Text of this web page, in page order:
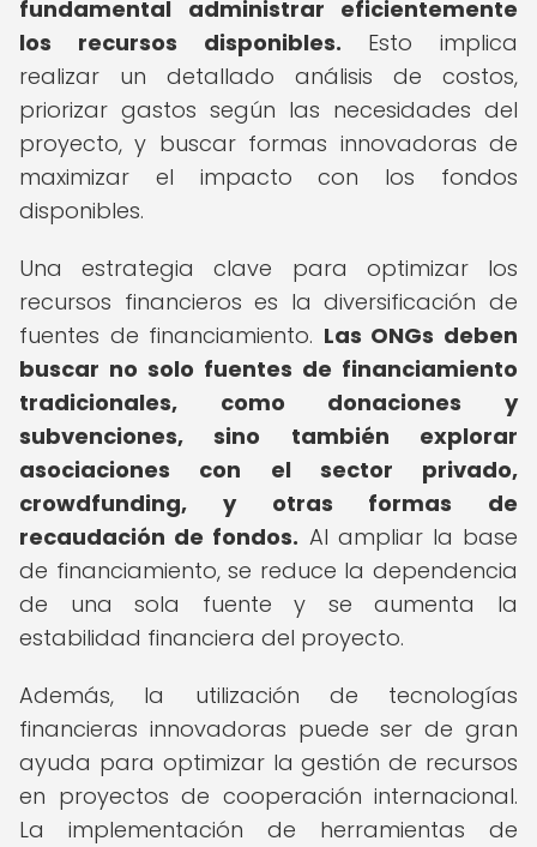
fundamental administrar eficientemente
los recursos disponibles. Esto implica
realizar un detallado análisis de costos,
priorizar gastos según las necesidades del
proyecto, y buscar formas innovadoras de
maximizar el impacto con los fondos
disponibles.
Una estrategia clave para optimizar los
recursos financieros es la diversificación de
fuentes de financiamiento. Las ONGs deben
buscar no solo fuentes de financiamiento
tradicionales, como donaciones y
subvenciones, sino también explorar
asociaciones con el sector privado,
crowdfunding, y otras formas de
recaudación de fondos. Al ampliar la base
de financiamiento, se reduce la dependencia
de una sola fuente y se aumenta la
estabilidad financiera del proyecto.
Además, la utilización de tecnologías
financieras innovadoras puede ser de gran
ayuda para optimizar la gestión de recursos
en proyectos de cooperación internacional.
La implementación de herramientas de